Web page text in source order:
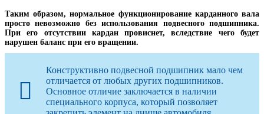
Таким образом, нормальное функционирование карданного вала
просто невозможно без использования подвесного подшипника.
При его отсутствии кардан провиснет, вследствие чего будет
нарушен баланс при его вращении.
Конструктивно подвесной подшипник мало чем
отличается от любых других подшипников.
Основное отличие заключается в наличии
специального корпуса, который позволяет